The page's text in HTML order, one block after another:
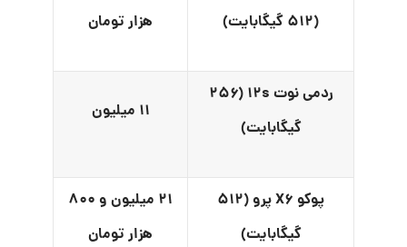
(۵۱۲ گیگابایت)
هزار تومان
ردمی نوت ۱۲s (۲۵۶
گیگابایت)
۱۱ میلیون
پوکو X۶ پرو (۵۱۲
گیگابایت)
۲۱ میلیون و ۸۰۰
هزار تومان